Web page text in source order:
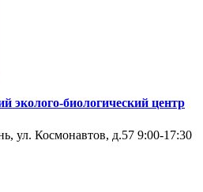
эколого-биологический центр
ул. Космонавтов, д.57 9:00-17:30